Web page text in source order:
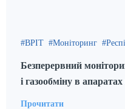
ВРІТ Моніторинг
Безперервний
і газообміну в
Прочитати